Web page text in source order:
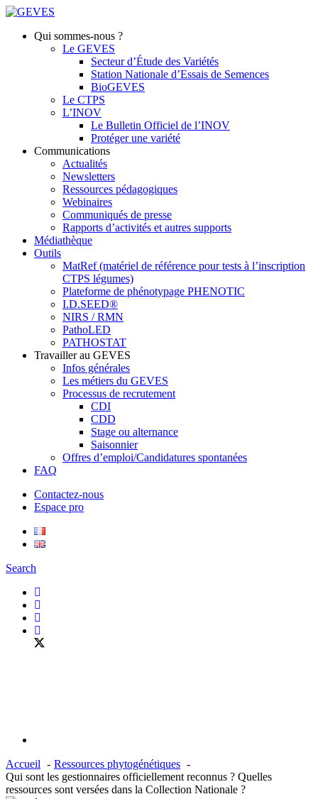
Qui sommes-nous ?
Le GEVES
Secteur d’Étude des Variétés
Station Nationale d’Essais de Semences
BioGEVES
Le CTPS
L’INOV
Le Bulletin Officiel de l’INOV
Protéger une variété
Communications
Actualités
Newsletters
Ressources pédagogiques
Webinaires
Communiqués de presse
Rapports d’activités et autres supports
Médiathèque
Outils
MatRef (matériel de référence pour tests à l’inscription
CTPS légumes)
Plateforme de phénotypage PHENOTIC
I.D.SEED®
NIRS / RMN
PathoLED
PATHOSTAT
Travailler au GEVES
Infos générales
Les métiers du GEVES
Processus de recrutement
CDI
CDD
Stage ou alternance
Saisonnier
Offres d’emploi/Candidatures spontanées
FAQ
Contactez-nous
Espace pro
Search
Accueil
Ressources phytogénétiques
Qui sont les gestionnaires officiellement reconnus ? Quelles
ressources sont versées dans la Collection Nationale ?